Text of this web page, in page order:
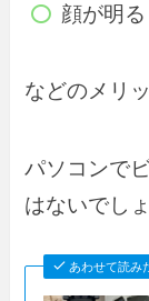
顔が明
などのメリ
パソコンで
はないでしょ
あわせて読み